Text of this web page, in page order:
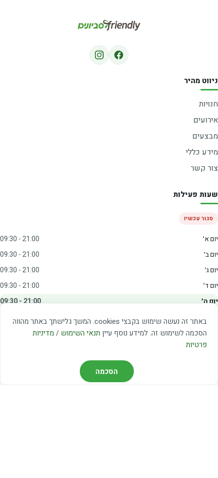
באתר זה נעשה שימוש בקבצי cookies. המשך גלישתך באתר מהווה
הסכמה לשימוש זה. למידע נוסף עיין תנאי השימוש / מדיניות
פרטיות
הסכמה
ניווט מהיר
חנויות
אירועים
מבצעים
מידע כללי
צור קשר
שעות פעילות
סגור עכשיו
יום א׳
09:30 - 21:00
יום ב׳
09:30 - 21:00
יום ג׳
09:30 - 21:00
יום ד׳
09:30 - 21:00
יום ה׳
09:30 - 21:00
09:00 - 15:00
שבת
20:00 - 23:00